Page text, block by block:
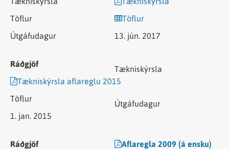
Töflur
13. jún. 2017
Tækniskýrsla aflareglu 2015
1. jan. 2015
Aflaregla 2009 (á ensku)